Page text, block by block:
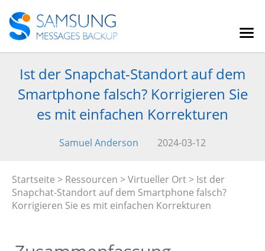
Ist der Snapchat-Standort auf dem
Smartphone falsch? Korrigieren Sie
es mit einfachen Korrekturen
Samuel Anderson 2024-03-12
Startseite > Ressourcen >Virtueller Ort > Ist der
Snapchat-Standort auf dem Smartphone falsch?
Korrigieren Sie es mit einfachen Korrekturen